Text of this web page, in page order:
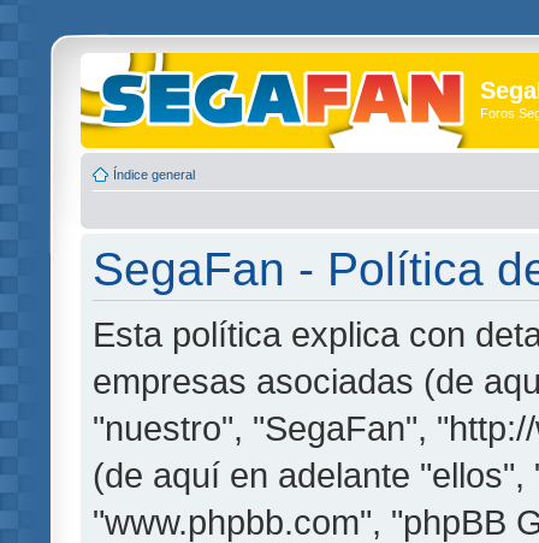
Foros
Índice general
SegaFan - Política
Esta política explica con
empresas asociadas (de
"nuestro", "SegaFan",
(de aquí en adelante
"www.phpbb.com", "phpBB